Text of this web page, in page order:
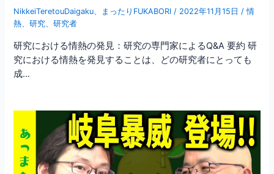
NikkeiTeretouDaigaku、 まったりFUKABORI / 2022年11月15日 /情
熱、研究、研究者
研究における情熱の発見：研究の専門家によるQ&A 要約 研
究における情熱を発見することは、どの研究者にとっても
成…